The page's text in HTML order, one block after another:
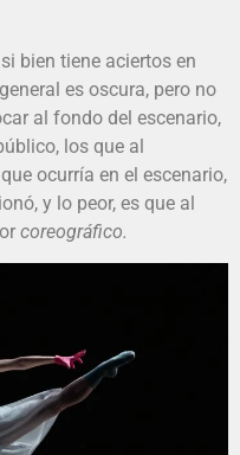
si bien tiene aciertos en
es oscura, pero no
al fondo del escenario,
los que al
ocurría en el escenario,
y lo peor, es que al
coreográfico.